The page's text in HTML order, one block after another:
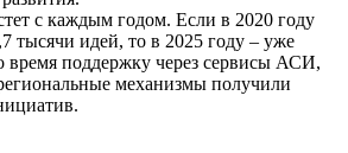
с каждым годом. Если в 2020 году
тысячи идей, то в 2025 году – уже
время поддержку через сервисы АСИ,
механизмы получили